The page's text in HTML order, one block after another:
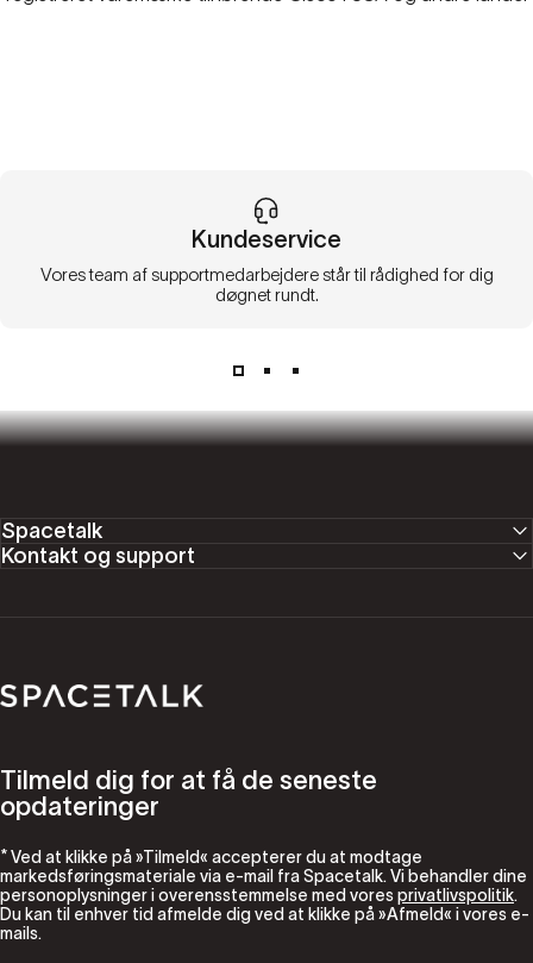
Kundeservice
Vores team af supportmedarbejdere står til rådighed for dig
døgnet rundt.
Spacetalk
Kontakt og support
Spacetalk
Tilmeld dig for at få de seneste
opdateringer
* Ved at klikke på »Tilmeld« accepterer du at modtage
markedsføringsmateriale via e-mail fra Spacetalk. Vi behandler dine
personoplysninger i overensstemmelse med voresprivatlivspolitik.
Du kan til enhver tid afmelde dig ved at klikke på »Afmeld« i vores e-
mails.